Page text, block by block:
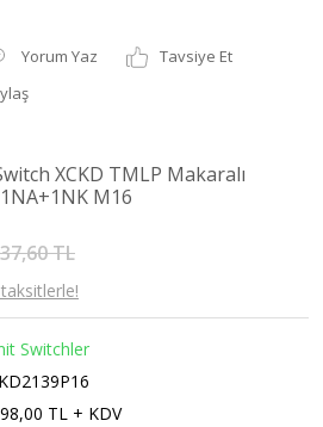
Yorum Yaz
Tavsiye Et
XCKD TMLP Makaralı
M16
TL
Switchler
TL + KDV